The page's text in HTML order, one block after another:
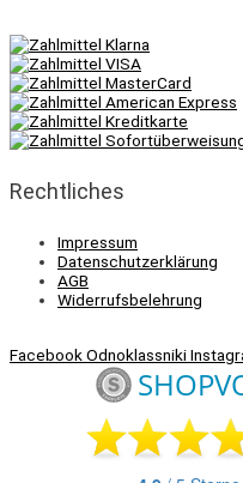
Rechtliches
Impressum
Datenschutzerklärung
AGB
Widerrufsbelehrung
FacebookOdnoklassniki